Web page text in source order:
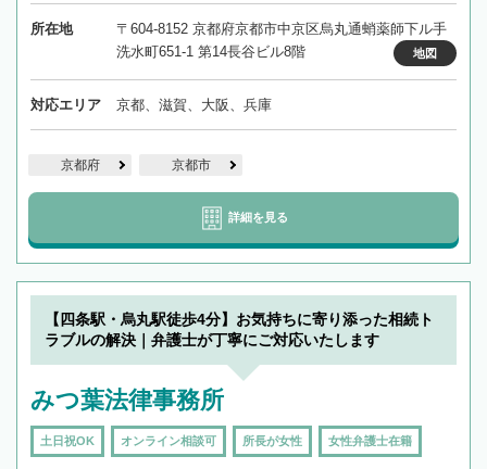
所在地
〒604-8152 京都府京都市中京区烏丸通蛸薬師下ル手
洗水町651-1 第14長谷ビル8階
地図
対応エリア 京都、滋賀、大阪、兵庫
京都府 京都市
詳細を見る
【四条駅・烏丸駅徒歩4分】お気持ちに寄り添った相続ト
ラブルの解決｜弁護士が丁寧にご対応いたします
みつ葉法律事務所
土日祝OK オンライン相談可 所長が女性 女性弁護士在籍